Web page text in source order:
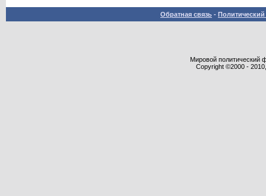
Обратная связь -
Мировой политический
Copyright ©2000 -